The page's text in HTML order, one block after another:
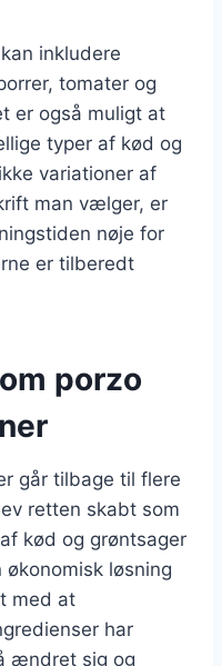
inkludere
tomater og
er også muligt at
typer af kød og
variationer af
man vælger, er
nøje for
er tilberedt
porzo
går tilbage til flere
retten skabt som
kød og grøntsager
løsning
med at
har
ændret sig og